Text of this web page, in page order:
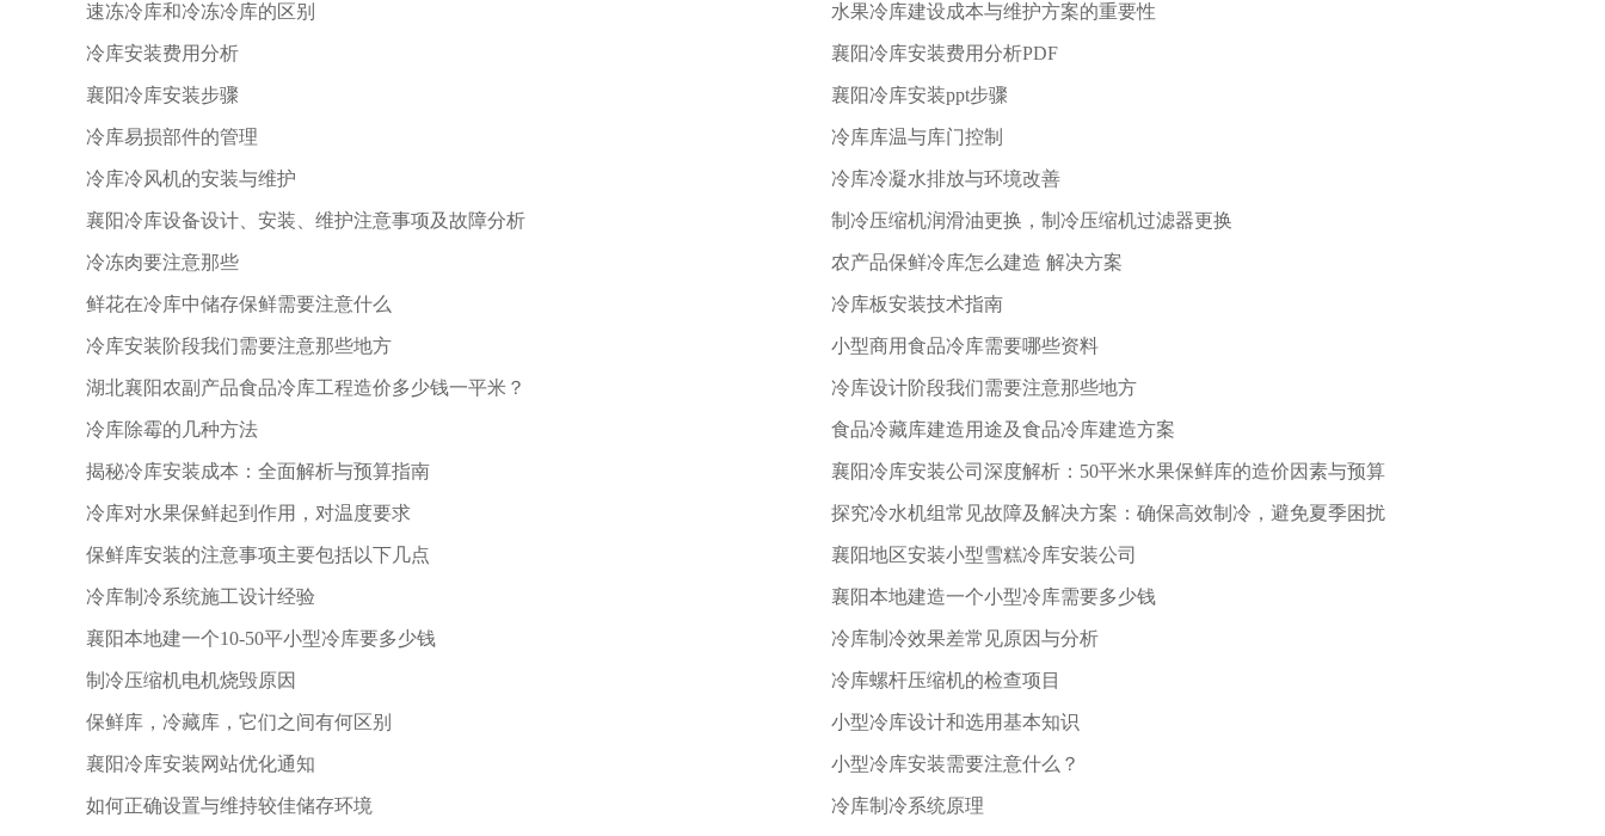
水果冷库建设成本与维护方案的重要性
速冻冷库和冷冻冷库的区别
襄阳冷库安装费用分析PDF
冷库安装费用分析
襄阳冷库安装ppt步骤
襄阳冷库安装步骤
冷库库温与库门控制
冷库易损部件的管理
冷库冷凝水排放与环境改善
冷库冷风机的安装与维护
制冷压缩机润滑油更换，制冷压缩机过滤器更换
襄阳冷库设备设计、安装、维护注意事项及故障分析
农产品保鲜冷​库怎么建造 解决方案
冷冻肉要注意那些
冷库板安装技术指南
鲜花在冷库中储存保鲜需要注意什么
小型商用食品冷库需要哪些资料
冷库安装阶段我们需要注意那些地方
冷库设计阶段我们需要注意那些地方
湖北襄阳农副产品食品冷库工程造价多少钱一平米？
食品冷藏库建造用途及食品冷库建造方案
冷库除霉的几种方法
襄阳冷库安装公司深度解析：50平米水果保鲜库的造价因素与预算
揭秘冷库安装成本：全面解析与预算指南
探究冷水机组常见故障及解决方案：确保高效制冷，避免夏季困扰
冷库对水果保鲜起到作用，对温度要求
襄阳地区安装小型雪糕冷库安装公司
保鲜库安装的注意事项主要包括以下几点
襄阳本地建造一个小型冷库需要多少钱
冷库制冷系统施工设计经验
冷库制冷效果差常见原因与分析
襄阳本地建一个10-50平小型冷库要多少钱
冷库螺杆压缩机的检查项目
制冷压缩机电机烧毁原因
小型冷库设计和选用基本知识
保鲜库，冷藏库，它们之间有何区别
小型冷库安装需要注意什么？
襄阳冷库安装网站优化通知
冷库制冷系统原理
如何正确设置与维持较佳储存环境